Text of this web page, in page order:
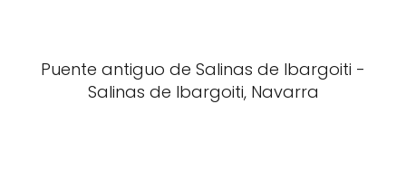
Puente antiguo de Salinas de Ibargoiti -
Salinas de Ibargoiti, Navarra